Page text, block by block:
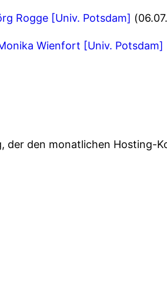
Rogge [Univ. Potsdam]
Wienfort [Univ. Potsdam]
der den monatlichen Hosting-